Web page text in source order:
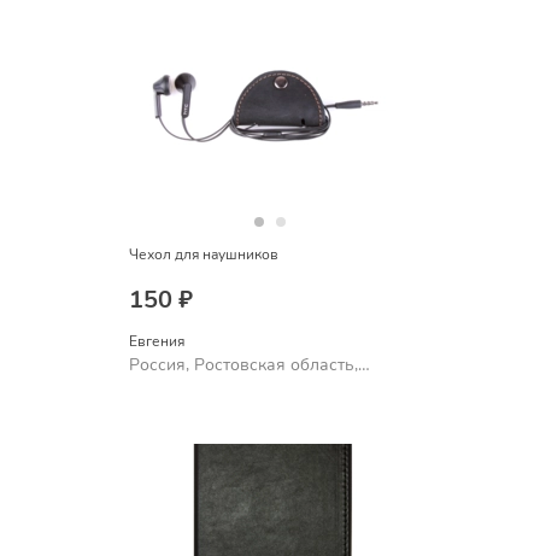
Чехол для наушников
150 ₽
Евгения
Россия, Ростовская область,